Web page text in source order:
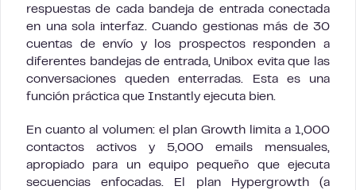
respuestas de cada bandeja de entrada conectada
en una sola interfaz. Cuando gestionas más de 30
cuentas de envío y los prospectos responden a
diferentes bandejas de entrada, Unibox evita que las
conversaciones queden enterradas. Esta es una
función práctica que Instantly ejecuta bien.
En cuanto al volumen: el plan Growth limita a 1,000
contactos activos y 5,000 emails mensuales,
apropiado para un equipo pequeño que ejecuta
secuencias enfocadas. El plan Hypergrowth (a